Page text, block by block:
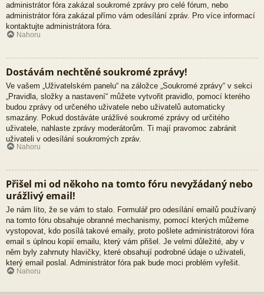
administrátor fóra zakázal soukromé zprávy pro celé fórum, nebo
administrátor fóra zakázal přímo vám odesílání zpráv. Pro více informací
kontaktujte administrátora fóra.
Nahoru
Dostávám nechtěné soukromé zprávy!
Ve vašem „Uživatelském panelu“ na záložce „Soukromé zprávy“ v sekci
„Pravidla, složky a nastavení“ můžete vytvořit pravidlo, pomocí kterého
budou zprávy od určeného uživatele nebo uživatelů automaticky
smazány. Pokud dostáváte urážlivé soukromé zprávy od určitého
uživatele, nahlaste zprávy moderátorům. Ti mají pravomoc zabránit
uživateli v odesílání soukromých zpráv.
Nahoru
Přišel mi od někoho na tomto fóru nevyžádaný nebo
urážlivý email!
Je nám líto, že se vám to stalo. Formulář pro odesílání emailů používaný
na tomto fóru obsahuje obranné mechanismy, pomocí kterých můžeme
vystopovat, kdo posílá takové emaily, proto pošlete administrátorovi fóra
email s úplnou kopií emailu, který vám přišel. Je velmi důležité, aby v
něm byly zahrnuty hlavičky, které obsahují podrobné údaje o uživateli,
který email poslal. Administrátor fóra pak bude moci problém vyřešit.
Nahoru